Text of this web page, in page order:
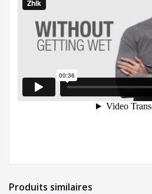
Produits similaires